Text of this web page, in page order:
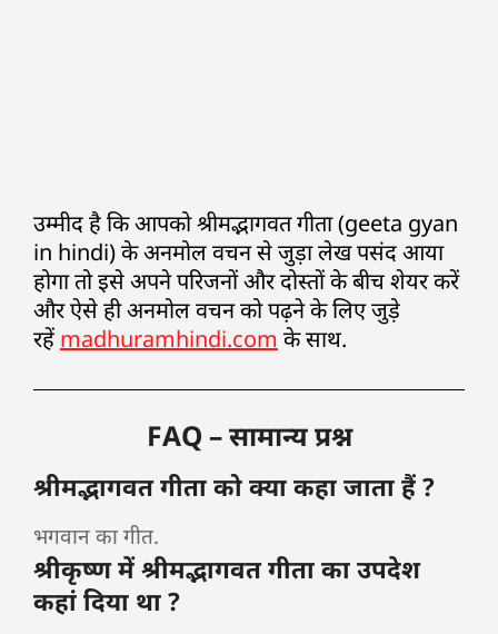
उम्मीद है कि आपको श्रीमद्भागवत गीता (geeta gyan
in hindi) के अनमोल वचन से जुड़ा लेख पसंद आया
होगा तो इसे अपने परिजनों और दोस्तों के बीच शेयर करें
और ऐसे ही अनमोल वचन को पढ़ने के लिए जुड़े
रहें madhuramhindi.com के साथ.
FAQ – सामान्य प्रश्न
श्रीमद्भागवत गीता को क्या कहा जाता हैं ?
भगवान का गीत.
श्रीकृष्ण में श्रीमद्भागवत गीता का उपदेश
कहां दिया था ?